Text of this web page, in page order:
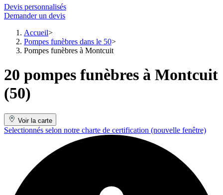
Devis personnalisés
Demander un devis
Accueil
Pompes funèbres dans le 50
Pompes funèbres à Montcuit
20 pompes funèbres à Montcuit
(50)
Voir la carte
Selectionnés selon notre charte de certification (nouvelle fenêtre)